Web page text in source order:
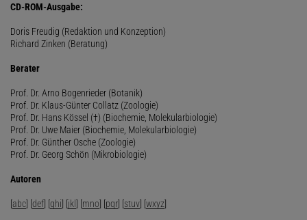
CD-ROM-Ausgabe:
Doris Freudig (Redaktion und Konzeption)
Richard Zinken (Beratung)
Berater
Prof. Dr. Arno Bogenrieder (Botanik)
Prof. Dr. Klaus-Günter Collatz (Zoologie)
Prof. Dr. Hans Kössel (†) (Biochemie, Molekularbiologie)
Prof. Dr. Uwe Maier (Biochemie, Molekularbiologie)
Prof. Dr. Günther Osche (Zoologie)
Prof. Dr. Georg Schön (Mikrobiologie)
Autoren
[abc] [def] [ghi] [jkl] [mno] [pqr] [stuv] [wxyz]